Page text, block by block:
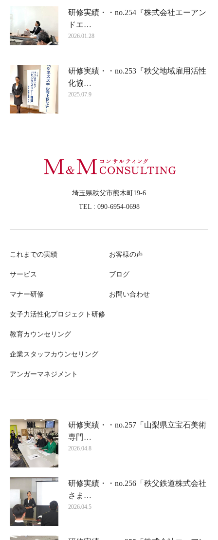
研修実績・・no.254『株式会社エーアン
ドエ…
2026.01.28
研修実績・・no.253『秩父地域雇用活性
化協…
2025.07.9
埼玉県秩父市熊木町19-6
TEL : 090-6954-0698
これまでの実績
サービス
マナー研修
女子力活性化プロジェクト研修
教育カウンセリング
企業スタッフカウンセリング
アンガーマネジメント
お客様の声
ブログ
お問い合わせ
研修実績・・no.257「山梨県立宝石美術
専門…
2026.04.8
研修実績・・no.256「秩父鉄道株式会社
さま…
2026.04.5